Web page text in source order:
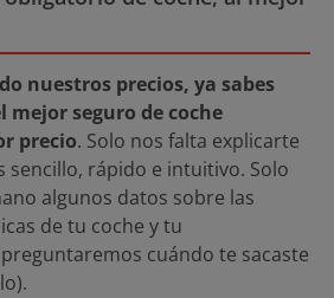
nuestros precios, ya sabes
seguro de coche
precio. Solo nos falta explicarte
sencillo, rápido e intuitivo. Solo
algunos datos sobre las
de tu coche y tu
cuándo te sacaste